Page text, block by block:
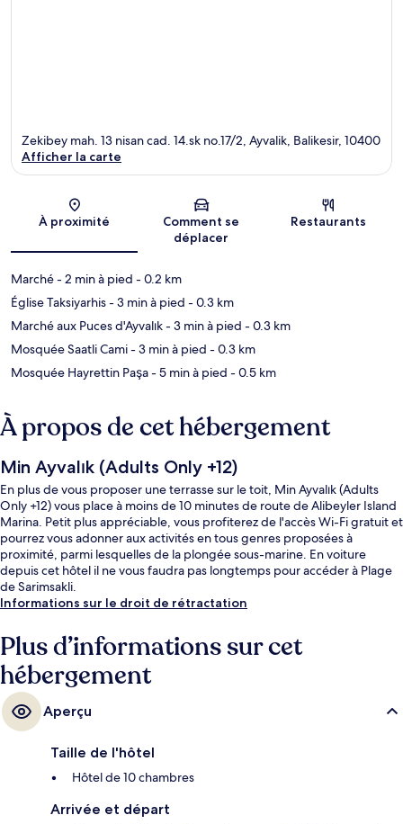
Carte
Zekibey mah. 13 nisan cad. 14.sk no.17/2, Ayvalik, Balikesir, 10400
Afficher la carte
À proximité
Comment se
déplacer
Restaurants
Marché- 2 min à pied - 0.2 km
Église Taksiyarhis- 3 min à pied - 0.3 km
Marché aux Puces d'Ayvalık- 3 min à pied - 0.3 km
Mosquée Saatli Cami- 3 min à pied - 0.3 km
Mosquée Hayrettin Paşa- 5 min à pied - 0.5 km
À propos de cet hébergement
Min Ayvalık (Adults Only +12)
En plus de vous proposer une terrasse sur le toit, Min Ayvalık (Adults
Only +12) vous place à moins de 10 minutes de route de Alibeyler Island
Marina. Petit plus appréciable, vous profiterez de l'accès Wi-Fi gratuit et
pourrez vous adonner aux activités en tous genres proposées à
proximité, parmi lesquelles de la plongée sous-marine. En voiture
depuis cet hôtel il ne vous faudra pas longtemps pour accéder à Plage
de Sarimsakli.
Informations sur le droit de rétractation
Plus d’informations sur cet
hébergement
Aperçu
Taille de l'hôtel
Hôtel de 10 chambres
Arrivée et départ